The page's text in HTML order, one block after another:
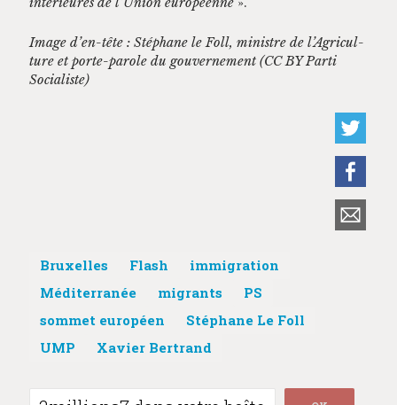
Image d’en-tête : Stéphane le Foll, min­istre de l’A­gri­cul­
ture et porte-parole du gou­verne­ment (CC BY Par­ti
Socialiste)
Bruxelles Flash
immigration
Méditerranée
migrants
PS
sommet européen
Stéphane Le Foll
UMP
Xavier Bertrand